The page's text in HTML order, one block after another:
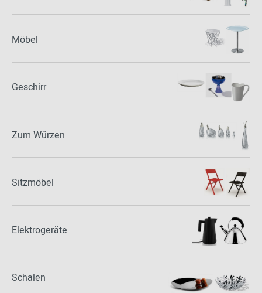
Möbel
Geschirr
Zum Würzen
Sitzmöbel
Elektrogeräte
Schalen